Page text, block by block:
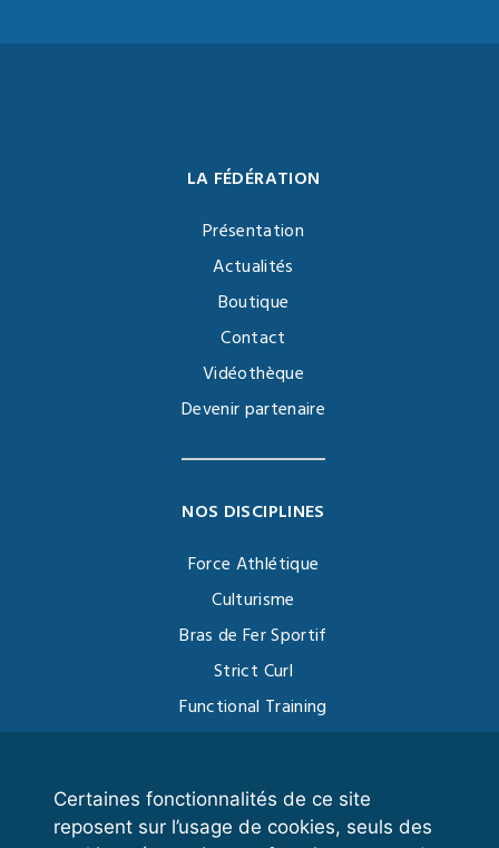
Certaines fonctionnalités de ce site
reposent sur l’usage de cookies, seuls des
LA FÉDÉRATION
Présentation
Actualités
Boutique
Contact
Vidéothèque
Devenir partenaire
NOS DISCIPLINES
Force Athlétique
Culturisme
Bras de Fer Sportif
Strict Curl
Functional Training